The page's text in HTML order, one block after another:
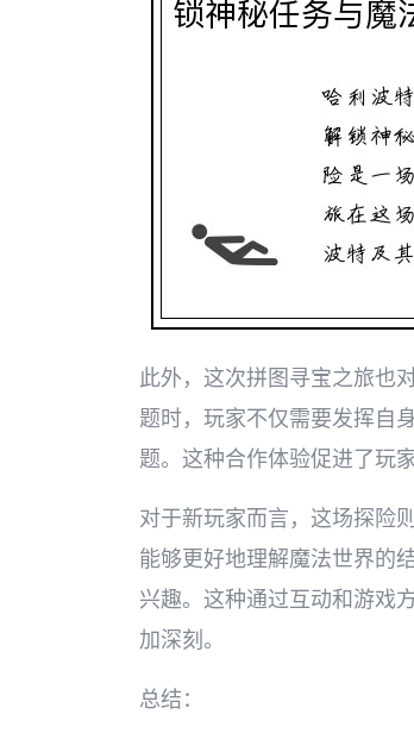
此外，这次拼图寻宝之旅也
题时，玩家不仅需要发挥自
题。这种合作体验促进了玩
对于新玩家而言，这场探险
能够更好地理解魔法世界的
兴趣。这种通过互动和游戏
加深刻。
总结：